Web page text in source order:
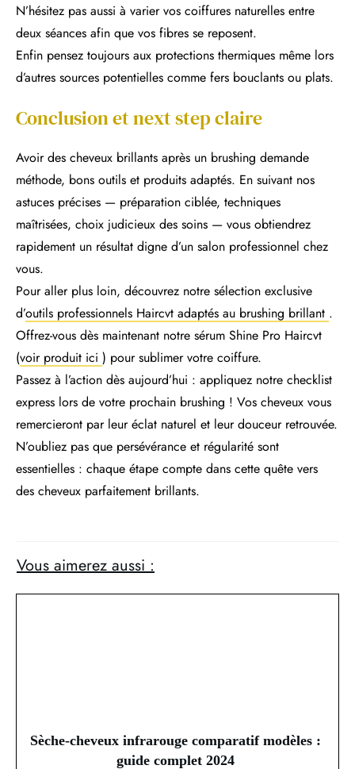
N’hésitez pas aussi à varier vos coiffures naturelles entre
deux séances afin que vos fibres se reposent.
Enfin pensez toujours aux protections thermiques même lors
d’autres sources potentielles comme fers bouclants ou plats.
Conclusion et next step claire
Avoir des cheveux brillants après un brushing demande
méthode, bons outils et produits adaptés. En suivant nos
astuces précises — préparation ciblée, techniques
maîtrisées, choix judicieux des soins — vous obtiendrez
rapidement un résultat digne d’un salon professionnel chez
vous.
Pour aller plus loin, découvrez notre sélection exclusive
d’outils professionnels Haircvt adaptés au brushing brillant .
Offrez-vous dès maintenant notre sérum Shine Pro Haircvt
(voir produit ici ) pour sublimer votre coiffure.
Passez à l’action dès aujourd’hui : appliquez notre checklist
express lors de votre prochain brushing ! Vos cheveux vous
remercieront par leur éclat naturel et leur douceur retrouvée.
N’oubliez pas que persévérance et régularité sont
essentielles : chaque étape compte dans cette quête vers
des cheveux parfaitement brillants.
Vous aimerez aussi :
Sèche-cheveux infrarouge comparatif modèles :
guide complet 2024